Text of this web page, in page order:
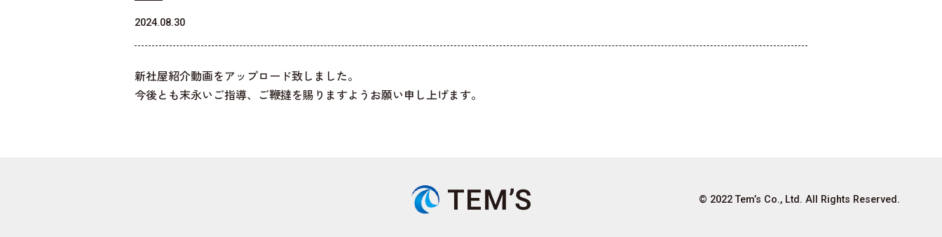
2024.08.30
新社屋紹介動画をアップロード致しました。
今後とも末永いご指導、ご鞭撻を賜りますようお願い申し上げます。
© 2022 Tem’s Co., Ltd. All Rights Reserved.